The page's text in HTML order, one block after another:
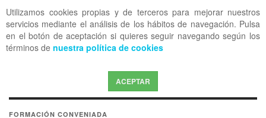
Utilizamos cookies propias y de terceros para mejorar nuestros
servicios mediante el análisis de los hábitos de navegación. Pulsa
en el botón de aceptación si quieres seguir navegando según los
términos de nuestra política de cookies
ACEPTAR
OFF CANVAS
FORMACIÓN CONVENIADA